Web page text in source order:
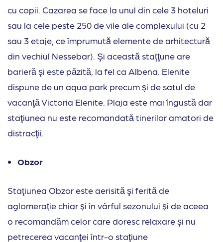
cu copii. Cazarea se face la unul din cele 3 hoteluri
sau la cele peste 250 de vile ale complexului (cu 2
sau 3 etaje, ce împrumută elemente de arhitectură
din vechiul Nessebar). Şi această staţţune are
barieră şi este păzită, la fel ca Albena. Elenite
dispune de un aqua park precum şi de satul de
vacanţă Victoria Elenite. Plaja este mai îngustă dar
staţiunea nu este recomandată tinerilor amatori de
distracţii.
Obzor
Staţiunea Obzor este aerisită şi ferită de
aglomeraţie chiar şi în vârful sezonului şi de aceea
o recomandăm celor care doresc relaxare şi nu
petrecerea vacanţei într-o staţiune